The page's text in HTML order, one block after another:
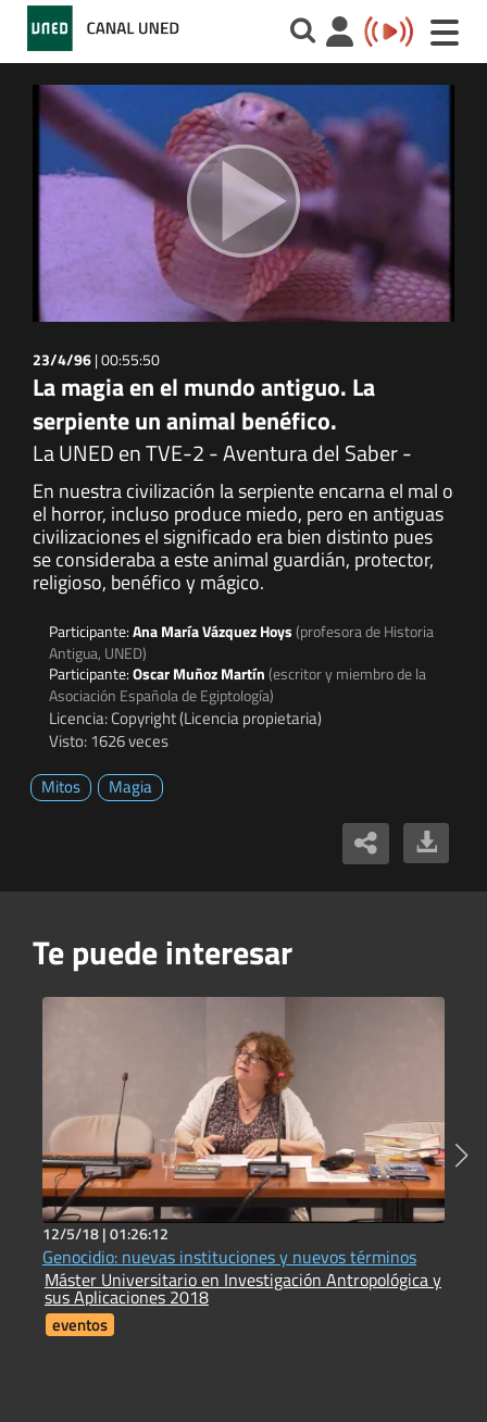
Toggle
23/4/96|00:55:50
La magia en el mundo antiguo. La
serpiente un animal benéfico.
La UNED en TVE-2 - Aventura del Saber -
En nuestra civilización la serpiente encarna el mal o
el horror, incluso produce miedo, pero en antiguas
civilizaciones el significado era bien distinto pues
se consideraba a este animal guardián, protector,
religioso, benéfico y mágico.
Participante:Ana María Vázquez Hoys(profesora de Historia
Antigua, UNED)
Participante:Oscar Muñoz Martín(escritor y miembro de la
Asociación Española de Egiptología)
Licencia: Copyright (Licencia propietaria)
Visto: 1626 veces
Mitos
Magia
Te puede interesar
12/5/18 |01:26:12
Genocidio: nuevas instituciones y nuevos términos
Máster Universitario en Investigación Antropológica y
sus Aplicaciones 2018
eventos